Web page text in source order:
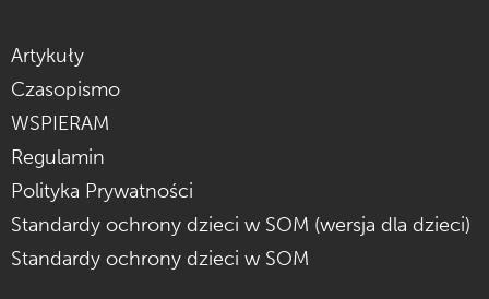
Artykuły
Czasopismo
WSPIERAM
Regulamin
Polityka Prywatności
Standardy ochrony dzieci w SOM (wersja dla dzieci)
Standardy ochrony dzieci w SOM